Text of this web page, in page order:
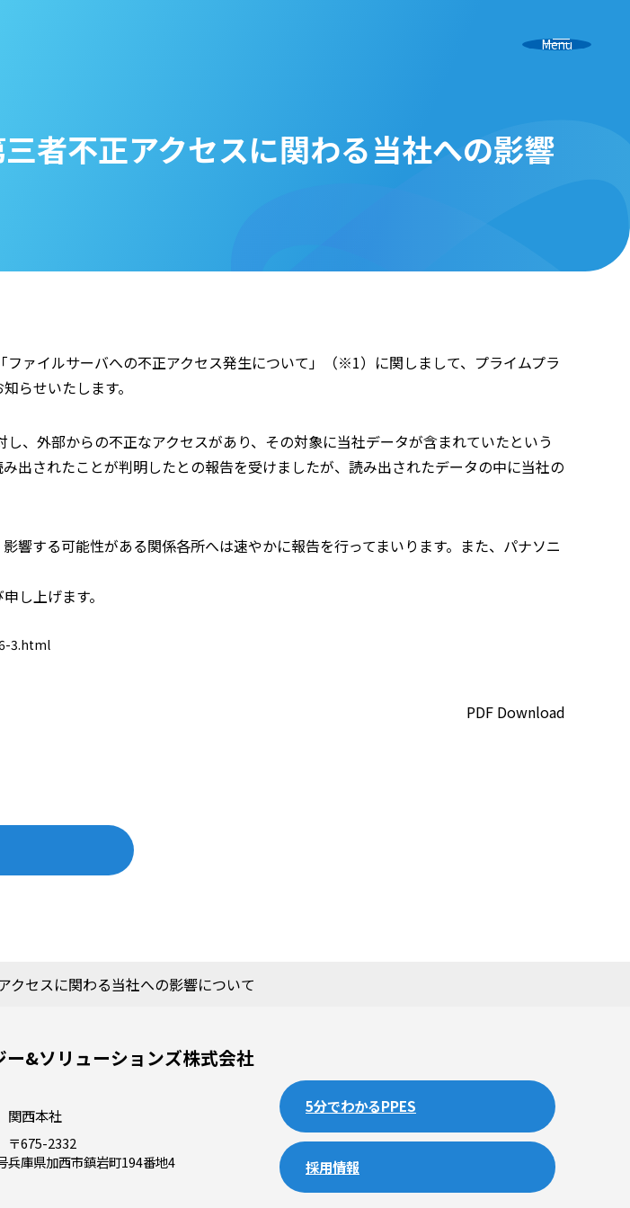
Menu
者不正アクセスに関わる当社への影響
ァイルサーバへの不正アクセス発生について」（※1）に関しまして、プライムプラ
らせいたします。
、外部からの不正なアクセスがあり、その対象に当社データが含まれていたという
出されたことが判明したとの報告を受けましたが、読み出されたデータの中に当社の
する可能性がある関係各所へは速やかに報告を行ってまいります。また、パナソニ
し上げます。
3.html
PDF Download
クセスに関わる当社への影響について
&ソリューションズ株式会社
関西本社
〒675-2332
兵庫県加西市鎮岩町194番地4
5分でわかるPPES
採用情報